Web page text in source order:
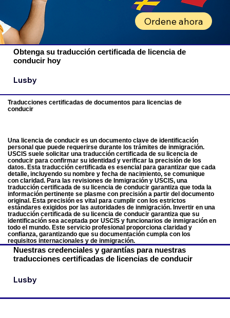
Ordene ahora
Obtenga su traducción certificada de licencia de
conducir hoy
Lusby
Una licencia de conducir es un documento clave de identificación
personal que puede requerirse durante los trámites de inmigración.
USCIS suele solicitar una traducción certificada de su licencia de
conducir para confirmar su identidad y verificar la precisión de los
datos. Esta traducción certificada es esencial para garantizar que cada
detalle, incluyendo su nombre y fecha de nacimiento, se comunique
con claridad. Para las revisiones de Inmigración y USCIS, una
traducción certificada de su licencia de conducir garantiza que toda la
información pertinente se plasme con precisión a partir del documento
original. Esta precisión es vital para cumplir con los estrictos
estándares exigidos por las autoridades de inmigración. Invertir en una
traducción certificada de su licencia de conducir garantiza que su
identificación sea aceptada por USCIS y funcionarios de inmigración en
todo el mundo. Este servicio profesional proporciona claridad y
confianza, garantizando que su documentación cumpla con los
requisitos internacionales y de inmigración.
Traducciones certificadas de documentos para licencias de
conducir
Nuestras credenciales y garantías para nuestras
traducciones certificadas de licencias de conducir
Lusby